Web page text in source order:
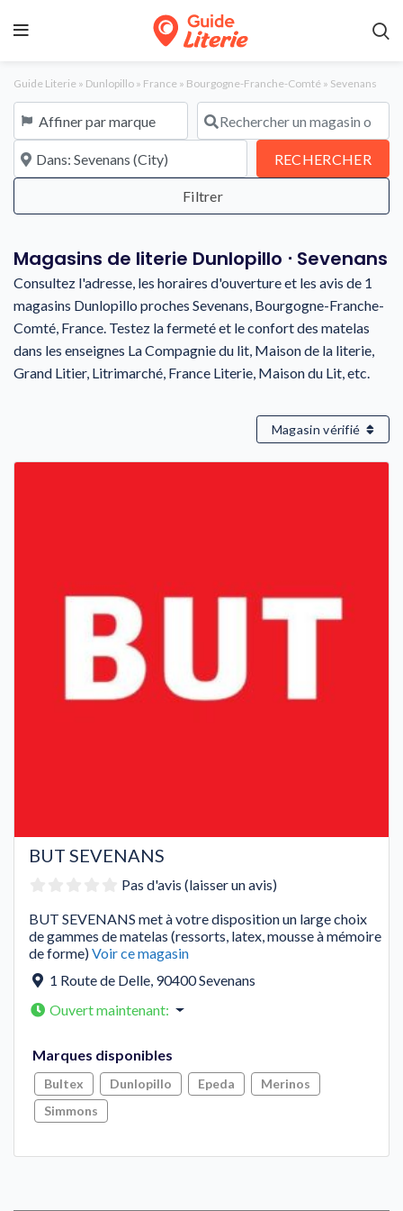
Guide Literie » Dunlopillo » France » Bourgogne-Franche-Comté » Sevenans
Affiner par marque Rechercher un magasin ou une
À proximité de RECHERCHER
Magasins de literie Dunlopillo ⋅ Sevenans
Consultez l'adresse, les horaires d'ouverture et les avis de 1
magasins Dunlopillo proches Sevenans, Bourgogne-Franche-
Comté, France. Testez la fermeté et le confort des matelas
dans les enseignes La Compagnie du lit, Maison de la literie,
Grand Litier, Litrimarché, France Literie, Maison du Lit, etc.
Magasin vérifié
BUT SEVENANS
Pas d'avis (laisser un avis)
BUT SEVENANS met à votre disposition un large choix
de gammes de matelas (ressorts, latex, mousse à mémoire
de forme)Voir ce magasin
1 Route de Delle, 90400Sevenans
Ouvert maintenant:
Marques disponibles
Bultex Dunlopillo Epeda
Merinos
Simmons